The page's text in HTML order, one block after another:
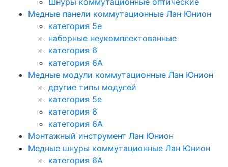
Медные панели коммутационные Лан Юнион
категория 5e
наборные неукомплектованные
категория 6
категория 6A
Медные модули коммутационные Лан Юнион
другие типы модулей
категория 5е
категория 6
категория 6A
Монтажный инструмент Лан Юнион
Медные шнуры коммутационные Лан Юнион
категория 6A